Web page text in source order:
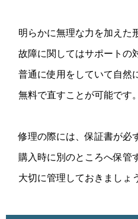
明らかに無理な力を加えた
故障に関してはサポートの
普通に使用をしていて自然
無料で直すことが可能です。
修理の際には、保証書が必
購入時に別のところへ保管
大切に管理しておきましょ